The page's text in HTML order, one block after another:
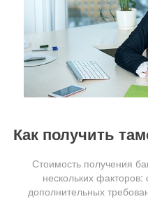
Как получить
Стоимость получения
нескольких
дополнительных